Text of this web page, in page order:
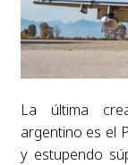
La última
argentino es el
y estupendo